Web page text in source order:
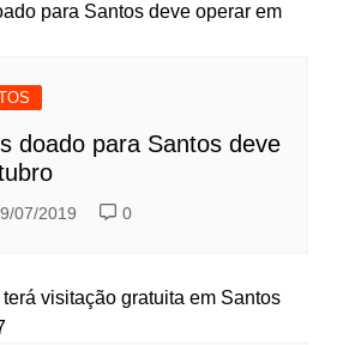
doado para Santos deve
07/2019 0